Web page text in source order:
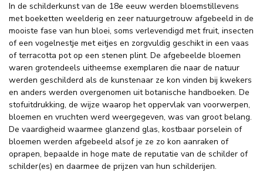
In de schilderkunst van de 18e eeuw werden bloemstillevens
met boeketten weelderig en zeer natuurgetrouw afgebeeld in de
mooiste fase van hun bloei, soms verlevendigd met fruit, insecten
of een vogelnestje met eitjes en zorgvuldig geschikt in een vaas
of terracotta pot op een stenen plint. De afgebeelde bloemen
waren grotendeels uitheemse exemplaren die naar de natuur
werden geschilderd als de kunstenaar ze kon vinden bij kwekers
en anders werden overgenomen uit botanische handboeken. De
stofuitdrukking, de wijze waarop het oppervlak van voorwerpen,
bloemen en vruchten werd weergegeven, was van groot belang.
De vaardigheid waarmee glanzend glas, kostbaar porselein of
bloemen werden afgebeeld alsof je ze zo kon aanraken of
oprapen, bepaalde in hoge mate de reputatie van de schilder of
schilder(es) en daarmee de prijzen van hun schilderijen.